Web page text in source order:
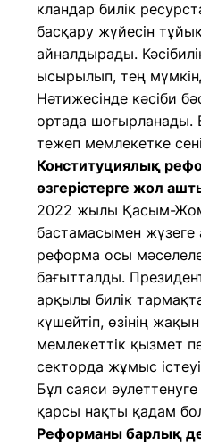
кландар билік
басқару жүйесін
айналдырады.
ысырылып, тең
Нәтижесінде кәсіби
ортада шоғырланады.
тежеп мемлекетке
Конституциялық
өзгерістерге жол
2022 жылы Қасым-
бастамасымен жүзеге
реформа осы
бағытталды.
арқылы билік
күшейтіп, өзінің
мемлекеттік қызмет
секторда жұмыс
Бұл саяси
қарсы нақты қадам
Реформаны барлық